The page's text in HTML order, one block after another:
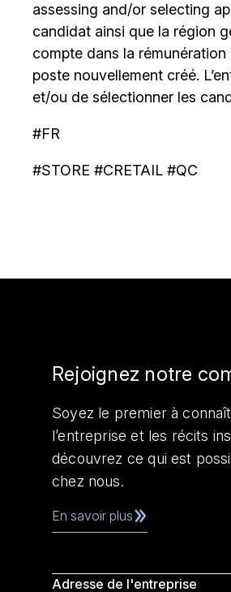
assessing and/or selecting
candidat ainsi que la région
compte dans la
poste nouvellement créé.
et/ou de sélectionner les
#FR
#STORE #CRETAIL #QC
Rejoignez notre
Soyez le premier à
l’entreprise et les récits
découvrez ce qui est
chez nous.
En savoir plus
Adresse de l'entreprise